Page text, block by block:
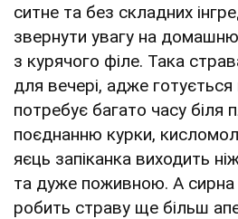
ситне та без складних
звернути увагу на
з курячого філе. Така
для вечері, адже
потребує багато часу біля
поєднанню курки,
яєць запіканка виходить
та дуже поживною. А сирна
робить страву ще більш